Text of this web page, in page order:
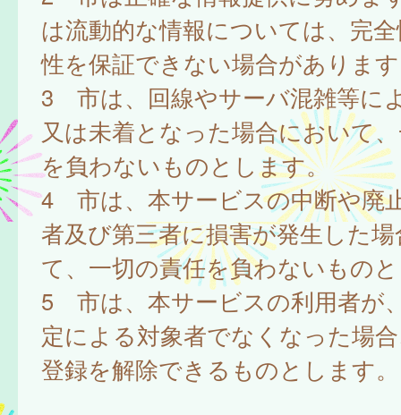
は流動的な情報については、完
性を保証できない場合がありま
3 市は、回線やサーバ混雑等に
又は未着となった場合において
を負わないものとします。
4 市は、本サービスの中断や廃
者及び第三者に損害が発生した
て、一切の責任を負わないもの
5 市は、本サービスの利用者が
定による対象者でなくなった場
登録を解除できるものとします。